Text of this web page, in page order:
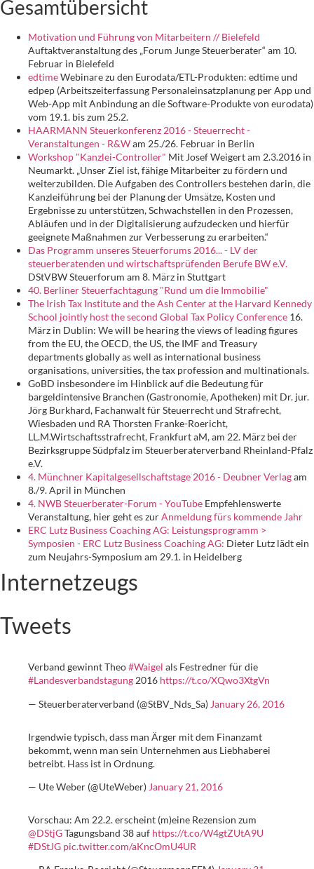
Gesamtübersicht
Motivation und Führung von Mitarbeitern // Bielefeld
Auftaktveranstaltung des „Forum Junge Steuerberater“ am 10.
Februar in Bielefeld
edtimeWebinare zu den Eurodata/ETL-Produkten: edtime und
edpep (Arbeitszeiterfassung Personaleinsatzplanung per App und
Web-App mit Anbindung an die Software-Produkte von eurodata)
vom 19.1. bis zum 25.2.
HAARMANN Steuerkonferenz 2016 - Steuerrecht -
Veranstaltungen - R&Wam 25./26. Februar in Berlin
Workshop "Kanzlei-Controller" Mit Josef Weigert am 2.3.2016 in
Neumarkt. „Unser Ziel ist, fähige Mitarbeiter zu fördern und
weiterzubilden. Die Aufgaben des Controllers bestehen darin, die
Kanzleiführung bei der Planung der Umsätze, Kosten und
Ergebnisse zu unterstützen, Schwachstellen in den Prozessen,
Abläufen und in der Digitalisierung aufzudecken und hierfür
geeignete Maßnahmen zur Verbesserung zu erarbeiten.“
Das Programm unseres Steuerforums 2016... - LV der
steuerberatenden und wirtschaftsprüfenden Berufe BW e.V.
DStVBW Steuerforum am 8. März in Stuttgart
40. Berliner Steuerfachtagung "Rund um die Immobilie"
The Irish Tax Institute and the Ash Center at the Harvard Kennedy
School jointly host the second Global Tax Policy Conference 16.
März in Dublin: We will be hearing the views of leading figures
from the EU, the OECD, the US, the IMF and Treasury
departments globally as well as international business
organisations, universities, the tax profession and multinationals.
GoBD insbesondere im Hinblick auf die Bedeutung für
bargeldintensive Branchen (Gastronomie, Apotheken) mit Dr. jur.
Jörg Burkhard, Fachanwalt für Steuerrecht und Strafrecht,
Wiesbaden und RA Thorsten Franke-Roericht,
LL.M.Wirtschaftsstrafrecht, Frankfurt aM, am 22. März bei der
Bezirksgruppe Südpfalz im Steuerberaterverband Rheinland-Pfalz
e.V.
4. Münchner Kapitalgesellschaftstage 2016 - Deubner Verlagam
8./9. April in München
4. NWB Steuerberater-Forum - YouTube Empfehlenswerte
Veranstaltung, hier geht es zurAnmeldung fürs kommende Jahr
ERC Lutz Business Coaching AG: Leistungsprogramm >
Symposien - ERC Lutz Business Coaching AG: Dieter Lutz lädt ein
zum Neujahrs-Symposium am 29.1. in Heidelberg
Internetzeugs
Tweets
Verband gewinnt Theo#Waigel als Festredner für die
#Landesverbandstagung 2016 https://t.co/XQwo3XtgVn
— Steuerberaterverband (@StBV_Nds_Sa) January 26, 2016
Irgendwie typisch, dass man Ärger mit dem Finanzamt
bekommt, wenn man sein Unternehmen aus Liebhaberei
betreibt. Hass ist in Ordnung.
— Ute Weber (@UteWeber) January 21, 2016
Vorschau: Am 22.2. erscheint (m)eine Rezension zum
@DStjGTagungsband 38 auf https://t.co/W4gtZUtA9U
#DStJG pic.twitter.com/aKncOmU4UR